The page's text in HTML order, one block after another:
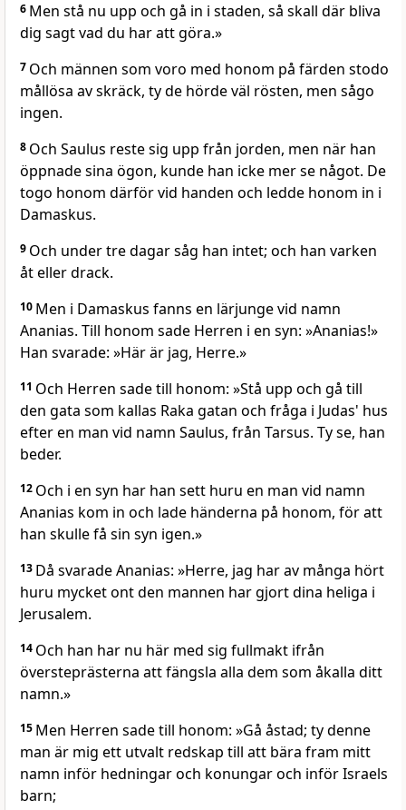
6 Men stå nu upp och gå in i staden, så skall där bliva
dig sagt vad du har att göra.»
7 Och männen som voro med honom på färden stodo
mållösa av skräck, ty de hörde väl rösten, men sågo
ingen.
8 Och Saulus reste sig upp från jorden, men när han
öppnade sina ögon, kunde han icke mer se något. De
togo honom därför vid handen och ledde honom in i
Damaskus.
9 Och under tre dagar såg han intet; och han varken
åt eller drack.
10 Men i Damaskus fanns en lärjunge vid namn
Ananias. Till honom sade Herren i en syn: »Ananias!»
Han svarade: »Här är jag, Herre.»
11 Och Herren sade till honom: »Stå upp och gå till
den gata som kallas Raka gatan och fråga i Judas' hus
efter en man vid namn Saulus, från Tarsus. Ty se, han
beder.
12 Och i en syn har han sett huru en man vid namn
Ananias kom in och lade händerna på honom, för att
han skulle få sin syn igen.»
13 Då svarade Ananias: »Herre, jag har av många hört
huru mycket ont den mannen har gjort dina heliga i
Jerusalem.
14 Och han har nu här med sig fullmakt ifrån
översteprästerna att fängsla alla dem som åkalla ditt
namn.»
15 Men Herren sade till honom: »Gå åstad; ty denne
man är mig ett utvalt redskap till att bära fram mitt
namn inför hedningar och konungar och inför Israels
barn;